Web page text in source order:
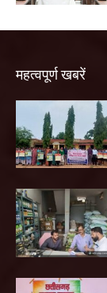
महत्वपूर्ण खबरें